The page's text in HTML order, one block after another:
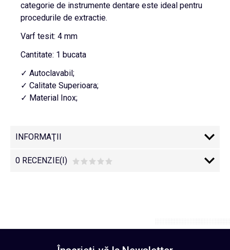
categorie de instrumente dentare este ideal pentru
procedurile de extractie.
Varf tesit: 4 mm
Cantitate: 1 bucata
✓ Autoclavabil;
✓ Calitate Superioara;
✓ Material Inox;
INFORMAŢII
0 RECENZIE(I)